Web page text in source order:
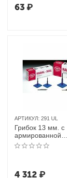
63₽
АРТИКУЛ: 291 UL
Грибок 13 мм. с
армированной
подложкой, 10 шт
4 312 ₽